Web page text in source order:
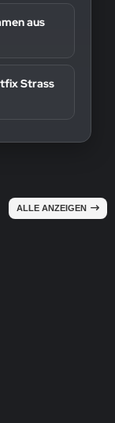
aus
Strass
ALLE ANZEIGEN